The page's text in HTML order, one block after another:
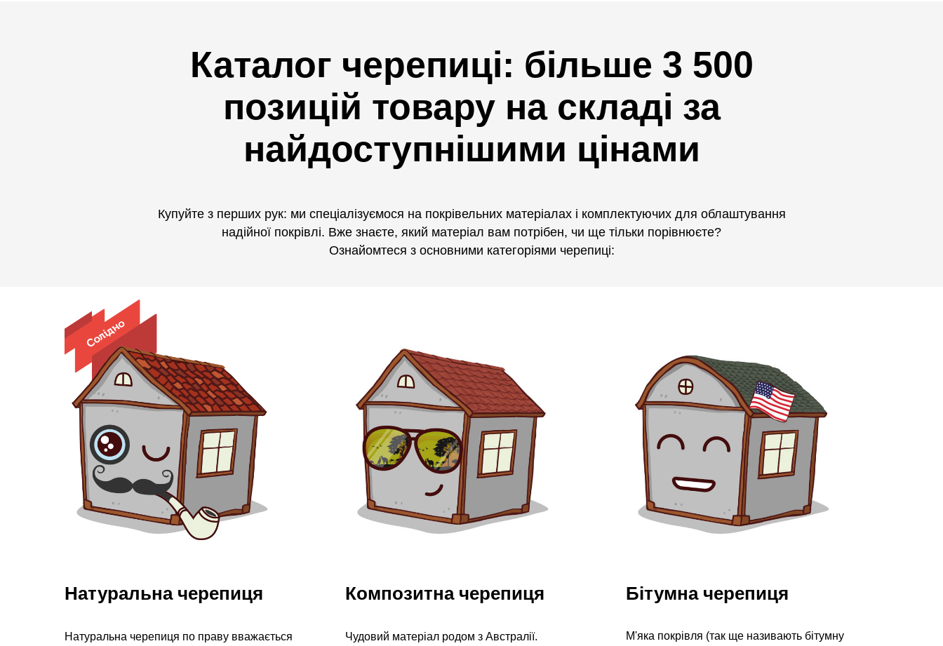
Каталог черепиці: більше 3 500
позицій товару на складі за
найдоступнішими цінами
Купуйте з перших рук: ми спеціалізуємося на покрівельних матеріалах і комплектуючих для облаштування
надійної покрівлі. Вже знаєте, який матеріал вам потрібен, чи ще тільки порівнюєте?
Ознайомтеся з основними категоріями черепиці:
Натуральна черепиця
Натуральна черепиця по праву вважається
Композитна черепиця
Чудовий матеріал родом з Австралії.
Бітумна черепиця
М'яка покрівля (так ще називають бітумну